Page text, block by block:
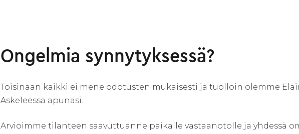
Ongelmia synnytyksessä?
Toisinaan kaikki ei mene odotusten mukaisesti ja tuolloin olemme
Askeleessa apunasi.
Arvioimme tilanteen saavuttuanne paikalle vastaanotolle ja yhdessä